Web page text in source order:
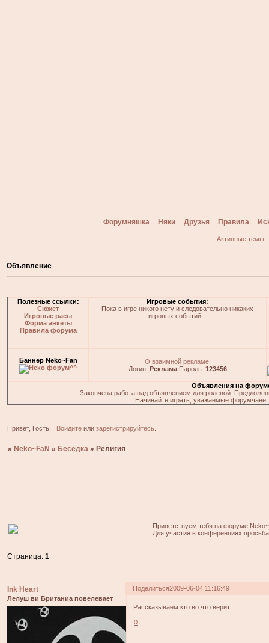
Форумняшка Няки Друзья Правила
Активные темы
Объявление
Полезные ссылки:
Сюжет
Игровые расы
Форма анкеты
Правила форума
Игровые события:
Пока в игре никого нету и следовательно никаких
игровых событий...
Баннер Neko~Fan
О взаимной рекламе:
Логин: РекламаПароль: 123456
Объявления на
Закончена работа над объявлением для ролевой.
Начинайте играть, уважаемые
Привет, Гость! Войдитеили зарегистрируйтесь.
» Neko~FaN » Беседка » Религия
Приветствуем тебя на форуме
Для участия в конференциях
Страница:1
Поделиться2009-06-04 11:16:49
Ink Heart
Лелуш ви Британиа повелевает
Рассказываем кто во что верит
0